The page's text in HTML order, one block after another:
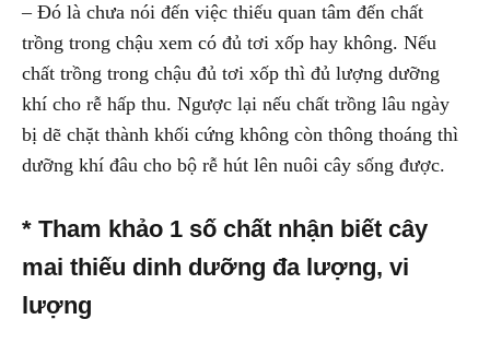
– Đó là chưa nói đến việc thiếu quan tâm đến chất
trồng trong chậu xem có đủ tơi xốp hay không. Nếu
chất trồng trong chậu đủ tơi xốp thì đủ lượng dưỡng
khí cho rễ hấp thu. Ngược lại nếu chất trồng lâu ngày
bị dẽ chặt thành khối cứng không còn thông thoáng thì
dưỡng khí đâu cho bộ rễ hút lên nuôi cây sống được.
* Tham khảo 1 số chất nhận biết cây
mai thiếu dinh dưỡng đa lượng, vi
lượng